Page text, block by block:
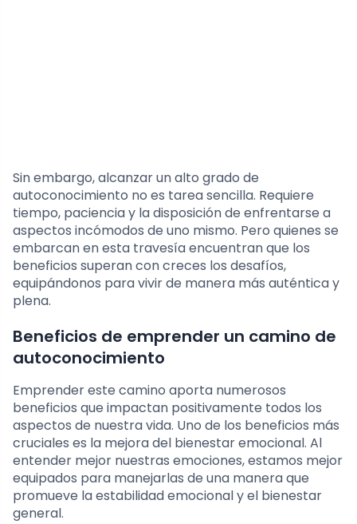
Sin embargo, alcanzar un alto grado de
autoconocimiento no es tarea sencilla. Requiere
tiempo, paciencia y la disposición de enfrentarse a
aspectos incómodos de uno mismo. Pero quienes se
embarcan en esta travesía encuentran que los
beneficios superan con creces los desafíos,
equipándonos para vivir de manera más auténtica y
plena.
Beneficios de emprender un camino de
autoconocimiento
Emprender este camino aporta numerosos
beneficios que impactan positivamente todos los
aspectos de nuestra vida. Uno de los beneficios más
cruciales es la mejora del bienestar emocional. Al
entender mejor nuestras emociones, estamos mejor
equipados para manejarlas de una manera que
promueve la estabilidad emocional y el bienestar
general.